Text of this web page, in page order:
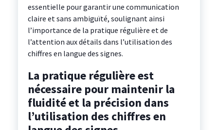
essentielle pour garantir une communication
claire et sans ambiguïté, soulignant ainsi
l’importance de la pratique régulière et de
l’attention aux détails dans l’utilisation des
chiffres en langue des signes.
La pratique régulière est
nécessaire pour maintenir la
fluidité et la précision dans
l’utilisation des chiffres en